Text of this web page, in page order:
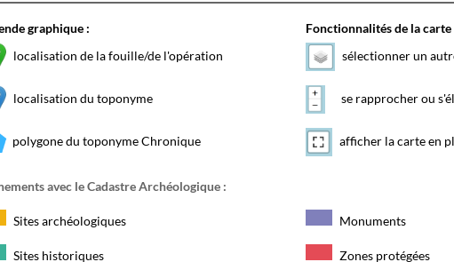
graphique :
localisation de la fouille/de l'opération
localisation du toponyme
polygone du toponyme Chronique
Fonctionnalités de la carte
sélectionner un
se rapprocher ou
afficher la carte en
avec le Cadastre Archéologique :
Sites archéologiques Monuments
Sites historiques Zones protégées